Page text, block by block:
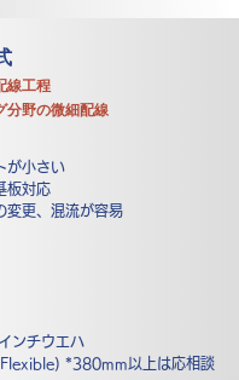
線工程
分野の微細配線
が小さい
板対応
更、混流が容易
ンチウエハ
*380mm以上は応相談